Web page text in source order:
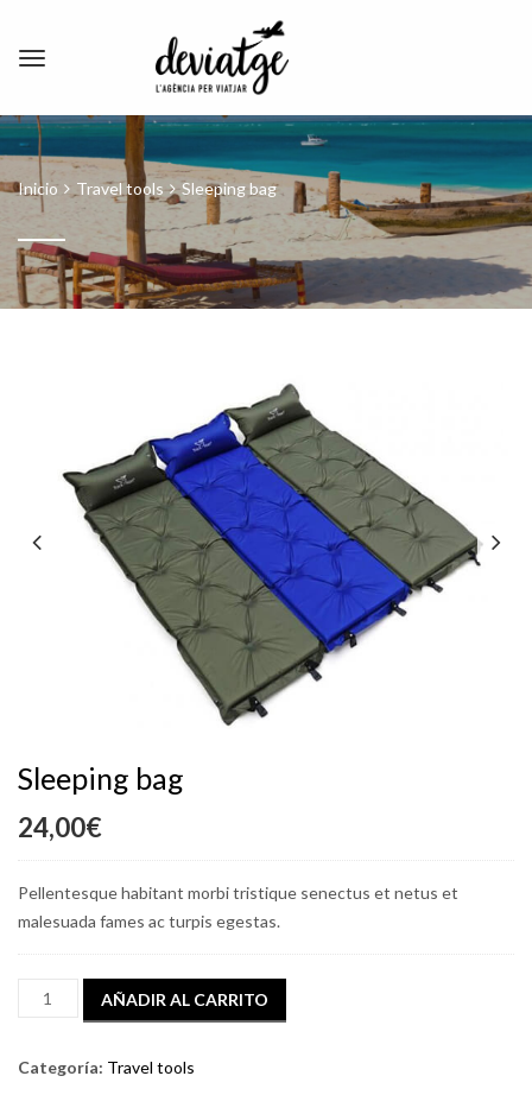
Inicio Travel tools Sleeping bag
Sleeping bag
24,00€
Pellentesque habitant morbi tristique senectus et netus et
malesuada fames ac turpis egestas.
Sleeping
AÑADIR AL CARRITO
Categoría: Travel tools